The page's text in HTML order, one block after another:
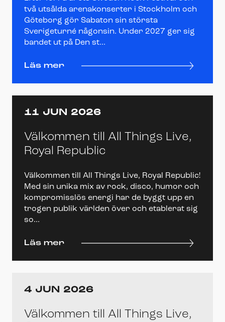
två utsålda arenakonserter i Stockholm och
Göteborg gör Sabaton sin största
Sverigeturné någonsin. Under 2027 ger sig
bandet ut på Den st...
Läs mer
11 JUN 2026
Välkommen till All Things Live,
Royal Republic
Välkommen till All Things Live, Royal Republic!
Med sin unika mix av rock, disco, humor och
kompromisslös energi har de byggt upp en
trogen publik världen över och etablerat sig
so...
Läs mer
4 JUN 2026
Välkommen till All Things Live,